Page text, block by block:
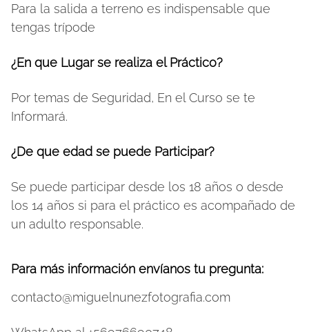
Para la salida a terreno es indispensable que
tengas trípode
¿En que Lugar se realiza el Práctico?
Por temas de Seguridad, En el Curso se te
Informará.
¿De que edad se puede Participar?
Se puede participar desde los 18 años o desde
los 14 años si para el práctico es acompañado de
un adulto responsable.
Para más información envíanos tu pregunta:
contacto@miguelnunezfotografia.com